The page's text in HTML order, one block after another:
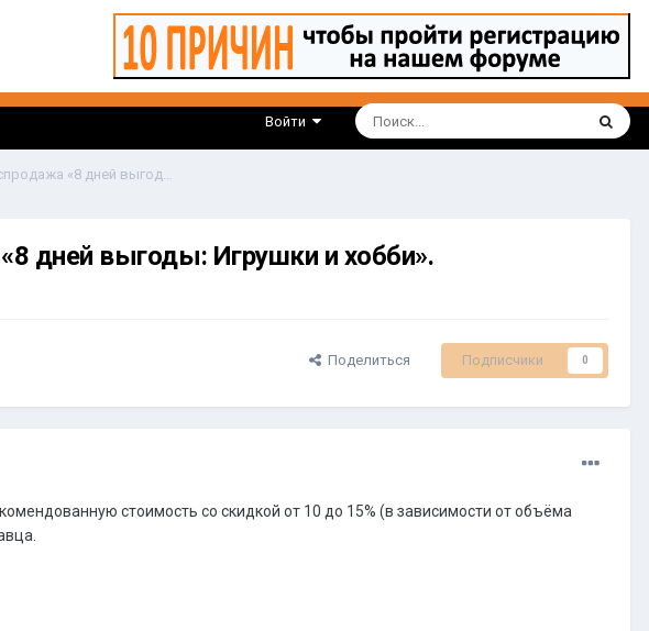
Войти
AliExpress Бизнес. С 17 по 24 февраля категорийная распродажа «8 дней выгоды: Игрушки и хобби».
дней выгоды: Игрушки и хобби».
Поделиться Подписчики 0
стоимость со скидкой от 10 до 15% (в зависимости от объёма